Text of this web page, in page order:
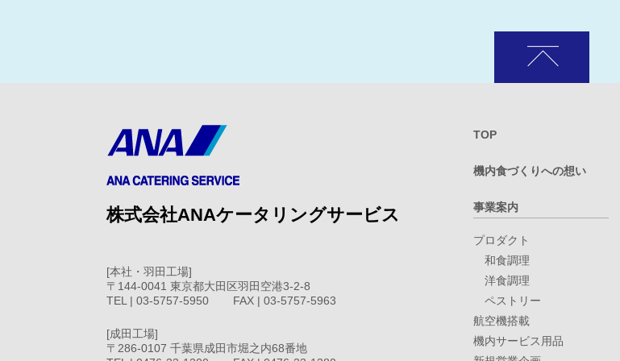
株式会社ANAケータリングサービス
[本社・羽田工場]
〒144-0041 東京都大田区羽田空港3-2-8
TEL
03-5757-5950 FAX 03-5757-5963
[成田工場]
〒286-0107 千葉県成田市堀之内68番地
TOP
機内食づくりへの想い
事業案内
プロダクト
和食調理
洋食調理
ペストリー
航空機搭載
機内サービス用品